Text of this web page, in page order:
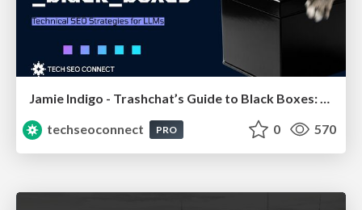
techseoconnect
PRO 0 570